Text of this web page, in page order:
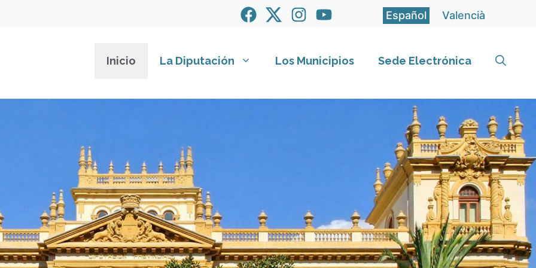
Español Valencià
Inicio La Diputación Los Municipios Sede Electrónica